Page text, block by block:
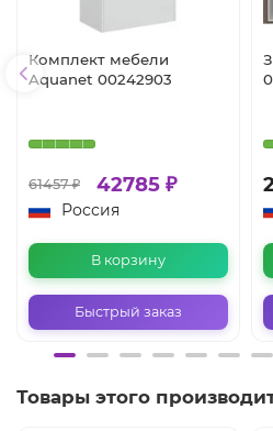
Комплект мебели
Aquanet 00242903
61457 ₽ 42785 ₽
Россия
В корзину
Быстрый заказ
Товары этого